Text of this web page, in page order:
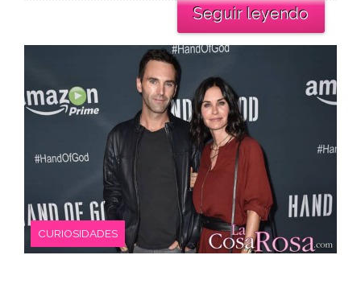
Seguir leyendo
CURIOSIDADES